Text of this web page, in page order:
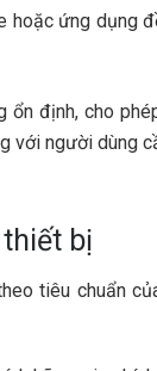
hoặc ứng dụng
ổn định, cho
với người dùng
bị
tiêu chuẩn